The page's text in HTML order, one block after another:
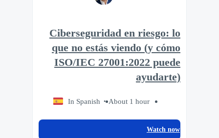
Ciberseguridad en riesgo: lo
que no estás viendo (y cómo
ISO/IEC 27001:2022 puede
ayudarte)
About 1 hour
In Spanish
Watch now